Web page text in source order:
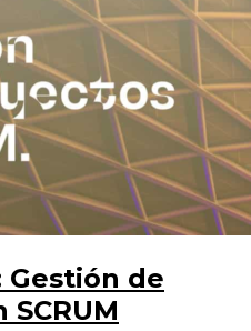
Gestión de